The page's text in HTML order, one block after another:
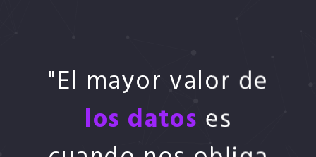
"El mayor valor de
los datos es